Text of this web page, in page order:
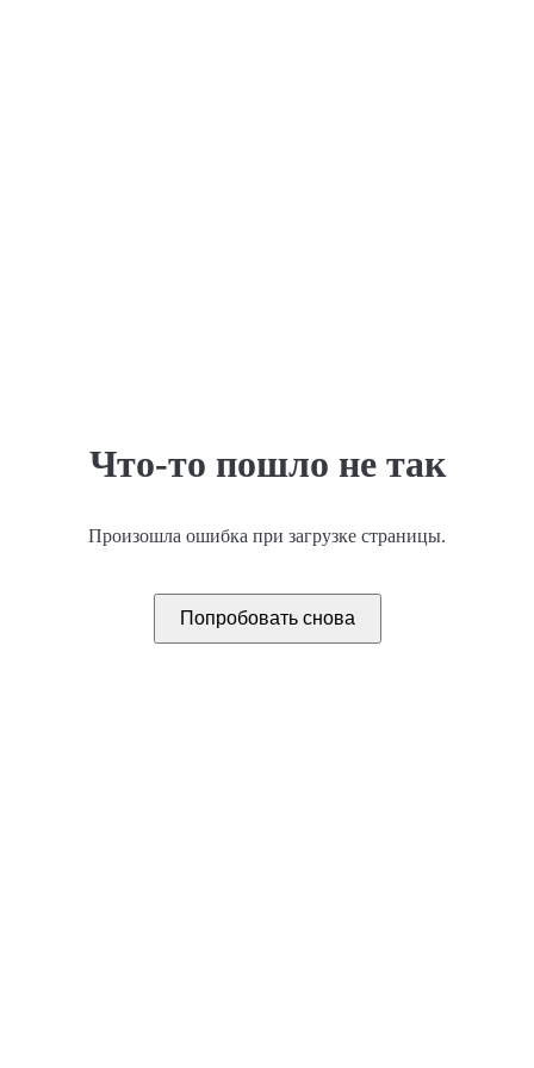
Что-то пошло не так
Произошла ошибка при загрузке страницы.
Попробовать снова